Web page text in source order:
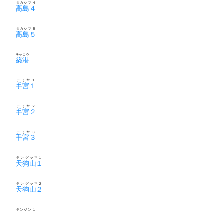
高島４
タカシマ４
高島５
タカシマ５
築港
チッコウ
手宮１
テミヤ１
手宮２
テミヤ２
手宮３
テミヤ３
天狗山１
テングヤマ１
天狗山２
テングヤマ２
テンジン１